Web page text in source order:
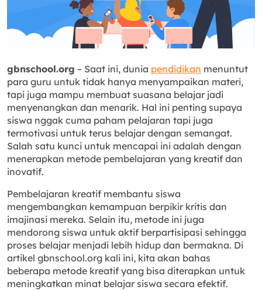
gbnschool.org – Saat ini, dunia pendidikan menuntut
para guru untuk tidak hanya menyampaikan materi,
tapi juga mampu membuat suasana belajar jadi
menyenangkan dan menarik. Hal ini penting supaya
siswa nggak cuma paham pelajaran tapi juga
termotivasi untuk terus belajar dengan semangat.
Salah satu kunci untuk mencapai ini adalah dengan
menerapkan metode pembelajaran yang kreatif dan
inovatif.
Pembelajaran kreatif membantu siswa
mengembangkan kemampuan berpikir kritis dan
imajinasi mereka. Selain itu, metode ini juga
mendorong siswa untuk aktif berpartisipasi sehingga
proses belajar menjadi lebih hidup dan bermakna. Di
artikel gbnschool.org kali ini, kita akan bahas
beberapa metode kreatif yang bisa diterapkan untuk
meningkatkan minat belajar siswa secara efektif.